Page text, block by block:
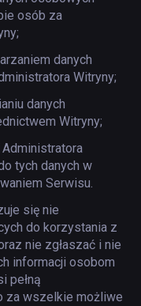
osób za
danych
Witryny;
danych
Witryny;
Administratora
tych danych w
Serwisu.
się nie
do korzystania z
nie zgłaszać i nie
informacji osobom
pełną
za wszelkie możliwe